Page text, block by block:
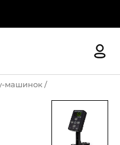
машинок